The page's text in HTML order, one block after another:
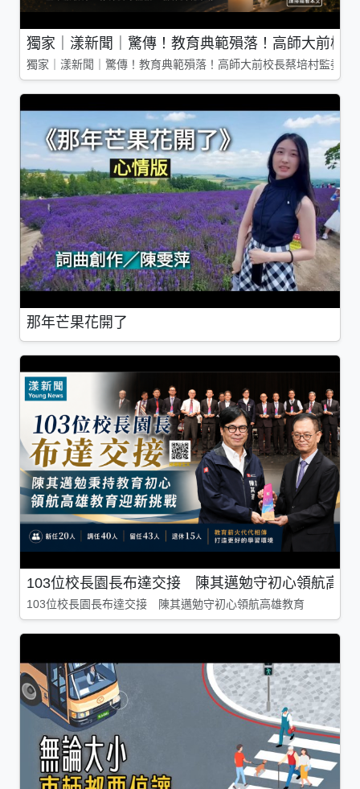
獨家｜漾新聞｜驚傳！教育典範殞落！高師大前校
獨家｜漾新聞｜驚傳！教育典範殞落！高師大前校長蔡培村監委
那年芒果花開了
103位校長園長布達交接 陳其邁勉守初心領航高雄
103位校長園長布達交接 陳其邁勉守初心領航高雄教育